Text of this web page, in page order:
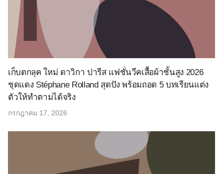
เก็บตกลุค ใหม่ ดาวิกา ปารีส แฟชั่นวีคเสื้อผ้าชั้นสูง 2026
ชุดแดง Stéphane Rolland สุดปัง พร้อมถอด 5 บทเรียนแต่ง
ตัวให้ทำตามได้จริง
กรกฎาคม 17, 2026